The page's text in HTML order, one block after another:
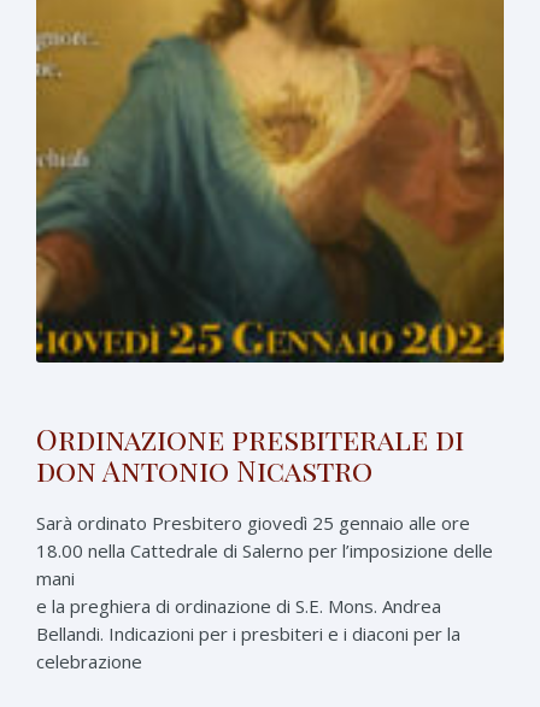
Ordinazione presbiterale di
don Antonio Nicastro
Sarà ordinato Presbitero giovedì 25 gennaio alle ore
18.00 nella Cattedrale di Salerno per l’imposizione delle
mani
e la preghiera di ordinazione di S.E. Mons. Andrea
Bellandi. Indicazioni per i presbiteri e i diaconi per la
celebrazione